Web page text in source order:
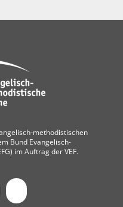
methodistischen
Bund Evangelisch-
im Auftrag der VEF.